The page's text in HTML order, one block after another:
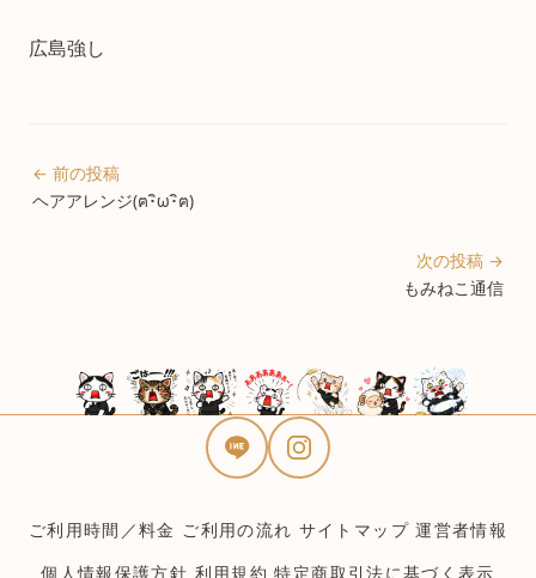
広島強し
← 前の投稿
ヘアアレンジ‎(ฅ･ิω･ิฅ)
次の投稿 →
もみねこ通信
ご利用時間／料金 ご利用の流れ サイトマップ 運営者情報
個人情報保護方針 利用規約 特定商取引法に基づく表示